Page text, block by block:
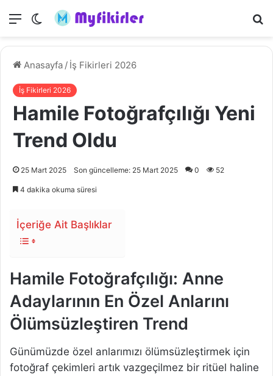
Menü
Dış
Anasayfa / İş Fikirleri 2026
İş Fikirleri 2026
Hamile Fotoğrafçılığı Yeni
Trend Oldu
25 Mart 2025 Son güncelleme: 25 Mart 2025 0 52
4 dakika okuma süresi
İçeriğe Ait Başlıklar
Hamile Fotoğrafçılığı: Anne
Adaylarının En Özel Anlarını
Ölümsüzleştiren Trend
Günümüzde özel anlarımızı ölümsüzleştirmek için
fotoğraf çekimleri artık vazgeçilmez bir ritüel haline